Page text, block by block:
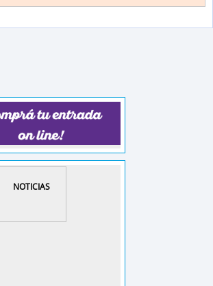
NOTICIAS